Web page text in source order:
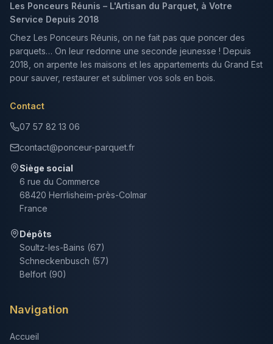
Les Ponceurs Réunis – L'Artisan du Parquet, à Votre
Service Depuis 2018
Chez Les Ponceurs Réunis, on ne fait pas que poncer des
parquets… On leur redonne une seconde jeunesse ! Depuis
2018, on arpente les maisons et les appartements du Grand Est
pour sauver, restaurer et sublimer vos sols en bois.
Contact
07 57 82 13 06
contact@ponceur-parquet.fr
Siège social
6 rue du Commerce
68420 Herrlisheim-près-Colmar
France
Dépôts
Soultz-les-Bains (67)
Schneckenbusch (57)
Belfort (90)
Navigation
Accueil